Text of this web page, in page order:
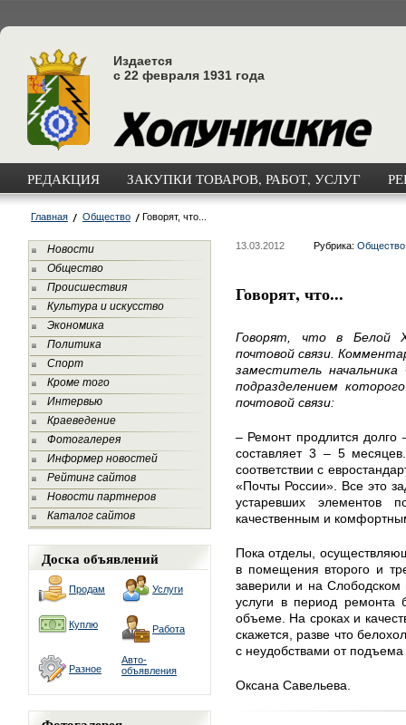
Издается
с 22 февраля 1931 года
РЕДАКЦИЯ ЗАКУПКИ ТОВАРОВ, РАБОТ, УСЛУГ
Главная Общество Говорят, что...
Новости
Общество
Происшествия
Культура и искусство
Экономика
Политика
Спорт
Кроме того
Интервью
Краеведение
Фотогалерея
Информер новостей
Рейтинг сайтов
Новости партнеров
Каталог сайтов
Доска объявлений
Продам Услуги
Куплю Работа
Разное
Авто-
объявления
13.03.2012 Рубрика: Общество
Говорят, что...
Говорят, что в Белой
почтовой связи.
заместитель
подразделением
почтовой связи:
– Ремонт продлится долго
составляет 3 – 5
соответствии с
«Почты России». Все это
устаревших элементов
качественным и
Пока отделы,
в помещения второго и
заверили и на
услуги в период ремонта
объеме. На сроках и
скажется, разве что
с неудобствами от
Оксана Савельева.